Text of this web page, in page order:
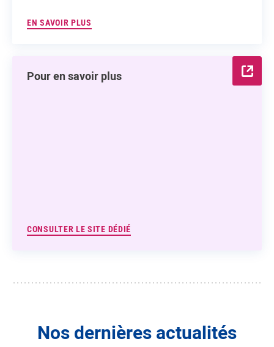
EN SAVOIR PLUS
Pour en savoir plus
CONSULTER LE SITE DÉDIÉ
Nos dernières actualités